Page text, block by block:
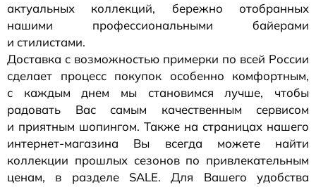
актуальных коллекций, бережно отобранных
нашими профессиональными байерами
и стилистами.
Доставка с возможностью примерки по всей России
сделает процесс покупок особенно комфортным,
с каждым днем мы становимся лучше, чтобы
радовать Вас самым качественным сервисом
и приятным шопингом. Также на страницах нашего
интернет-магазина Вы всегда можете найти
коллекции прошлых сезонов по привлекательным
ценам, в разделе SALE. Для Вашего удобства